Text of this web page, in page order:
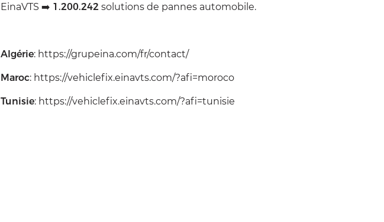
EinaVTS ➡️ 1.200.242 solutions de pannes automobile.
Algérie: https://grupeina.com/fr/contact/
Maroc: https://vehiclefix.einavts.com/?afi=moroco
Tunisie: https://vehiclefix.einavts.com/?afi=tunisie